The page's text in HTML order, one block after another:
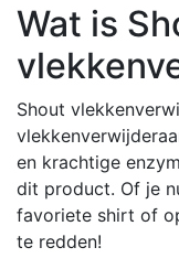
Wat is
Shout
en krachtige
dit product. Of je
favoriete shirt of
te redden!